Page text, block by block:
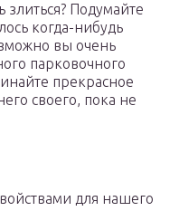
злиться? Подумайте
когда-нибудь
вы очень
парковочного
прекрасное
своего, пока не
для нашего